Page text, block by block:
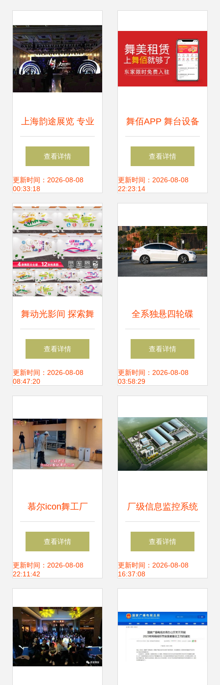
上海韵途展览 专业
舞台与展台搭建解
决方案供应商
查看详情
更新时间：2026-08-08
00:33:18
舞佰APP 舞台设备
租赁的数字化桥
梁，赋能行业高效
查看详情
更新时间：2026-08-08
22:23:14
舞动光影间 探索舞
今信息公司舞蹈文
化墙的艺术与科技
查看详情
更新时间：2026-08-08
08:47:20
全系独悬四轮碟
刹，东南A5翼舞产
品力解析，舞动同
查看详情
更新时间：2026-08-08
03:58:29
慕尔icon舞工厂
在“舞今信息”的节
奏中，大声
查看详情
更新时间：2026-08-08
22:11:42
厂级信息监控系统
iCAN SIS 舞今信
息的智慧工业解决
查看详情
更新时间：2026-08-08
16:37:08